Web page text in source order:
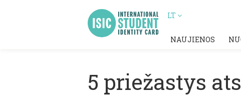
LT
NAUJIENOS
5 priežastys